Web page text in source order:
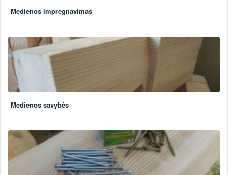
Medienos impregnavimas
Medienos savybės